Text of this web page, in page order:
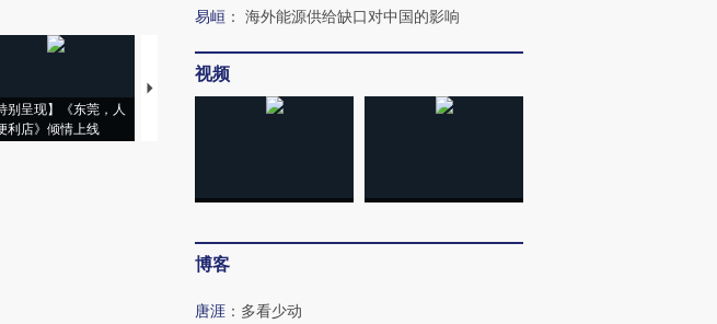
别呈现】《东莞，人
利店》倾情上线
【推广】走进第四届链博
会，让数智科技“链”接产
【特别呈现】寻找100种
易峘 ： 海外能源供给缺口对中国的影响
视频
博客
唐涯 ： 多看少动